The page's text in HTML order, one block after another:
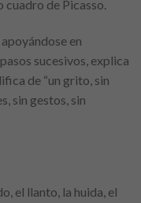
cuadro de Picasso.
en
sucesivos, explica
de “un grito, sin
sin gestos, sin
el llanto, la huida, el